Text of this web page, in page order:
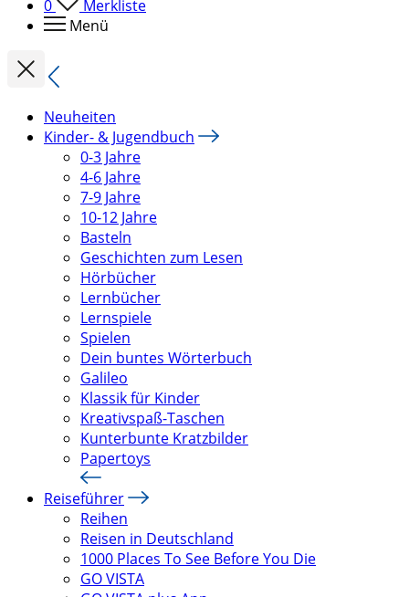
0
Merkliste
Menü
Neuheiten
Kinder- & Jugendbuch
0-3 Jahre
4-6 Jahre
7-9 Jahre
10-12 Jahre
Basteln
Geschichten zum Lesen
Hörbücher
Lernbücher
Lernspiele
Spielen
Dein buntes Wörterbuch
Galileo
Klassik für Kinder
Kreativspaß-Taschen
Kunterbunte Kratzbilder
Papertoys
Reiseführer
Reihen
Reisen in Deutschland
1000 Places To See Before You Die
GO VISTA